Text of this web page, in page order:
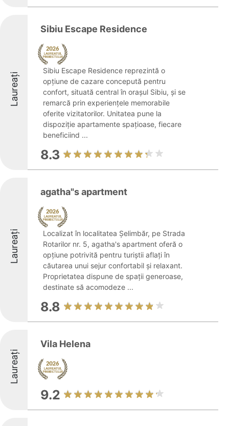
Laureați
Sibiu Escape Residence
Sibiu Escape Residence reprezintă o
opțiune de cazare concepută pentru
confort, situată central în orașul Sibiu, și se
remarcă prin experiențele memorabile
oferite vizitatorilor. Unitatea pune la
dispoziție apartamente spațioase, fiecare
beneficiind ...
8.3
Laureați
agatha"s apartment
Localizat în localitatea Șelimbăr, pe Strada
Rotarilor nr. 5, agatha's apartment oferă o
opțiune potrivită pentru turiștii aflați în
căutarea unui sejur confortabil și relaxant.
Proprietatea dispune de spații generoase,
destinate să acomodeze ...
8.8
Laureați
Vila Helena
9.2